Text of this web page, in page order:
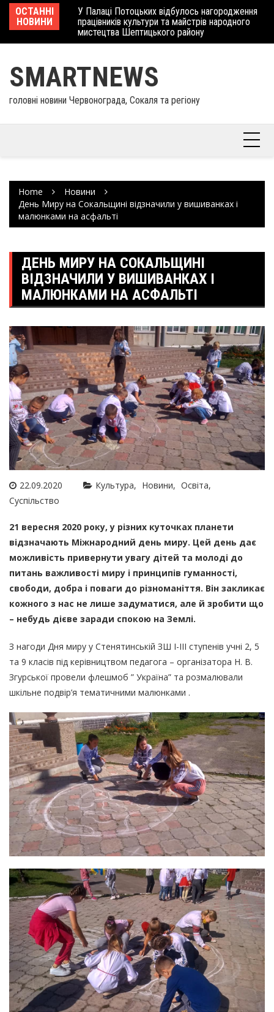
Skip
content
ОСТАННІ
НОВИНИ
У Палаці Потоцьких відбулось нагородження
працівників культури та майстрів народного
мистецтва Шептицького району
SMARTNEWS
головні новини Червонограда, Сокаля та регіону
Home
Новини
День Миру на Сокальщині відзначили у вишиванках і
малюнками на асфальті
ДЕНЬ МИРУ НА СОКАЛЬЩИНІ
ВІДЗНАЧИЛИ У ВИШИВАНКАХ І
МАЛЮНКАМИ НА АСФАЛЬТІ
22.09.2020 Культура Новини
Освіта
Суспільство
21 вересня 2020 року, у різних куточках планети
відзначають Міжнародний день миру. Цей день дає
можливість привернути увагу дітей та молоді до
питань важливості миру і принципів гуманності,
свободи, добра і поваги до різноманіття. Він закликає
кожного з нас не лише задуматися, але й зробити що
– небудь дієве заради спокою на Землі.
З нагоди Дня миру у Стенятинській ЗШ І-ІІІ ступенів учні 2, 5
та 9 класів під керівництвом педагога – організатора Н. В.
Згурської провели флешмоб ” Україна” та розмалювали
шкільне подвір’я тематичними малюнками .